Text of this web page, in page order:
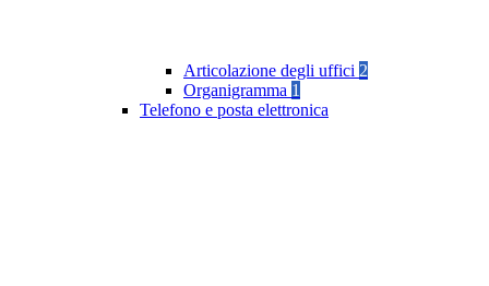
Articolazione degli uffici 2
Organigramma 1
Telefono e posta elettronica